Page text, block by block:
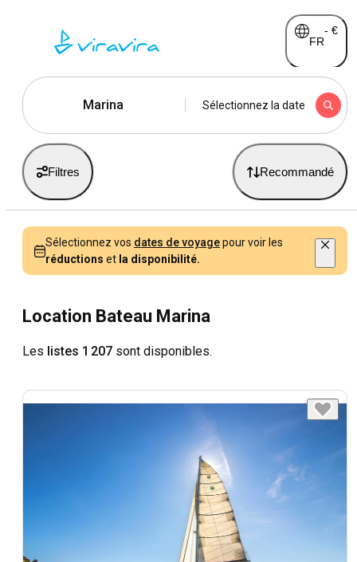
FR
- €
Marina Sélectionnez la date
Filtres Recommandé
Sélectionnez vos dates de voyagepour voir les
réductions et la disponibilité.
Location Bateau Marina
Les listes 1 207 sont disponibles.